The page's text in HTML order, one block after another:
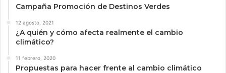
Campaña Promoción de Destinos Verdes
12 agosto, 2021
¿A quién y cómo afecta realmente el cambio
climático?
11 febrero, 2020
Propuestas para hacer frente al cambio climático